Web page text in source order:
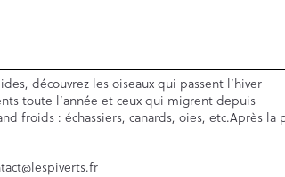
découvrez les oiseaux qui passent l’hiver
toute l’année et ceux qui migrent depuis
froids : échassiers, canards, oies, etc.Après